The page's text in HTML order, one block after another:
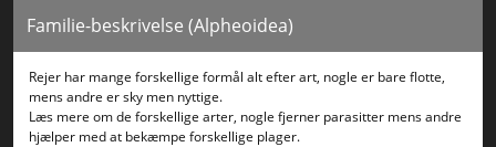
Familie-beskrivelse (Alpheoidea)
Rejer har mange forskellige formål alt efter art, nogle er bare flotte,
mens andre er sky men nyttige.
Læs mere om de forskellige arter, nogle fjerner parasitter mens andre
hjælper med at bekæmpe forskellige plager.